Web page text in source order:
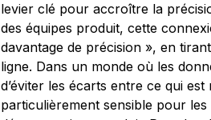
levier clé pour accroître la
des équipes produit, cette
davantage de précision », en
ligne. Dans un monde où les
d’éviter les écarts entre ce qui
particulièrement sensible pour